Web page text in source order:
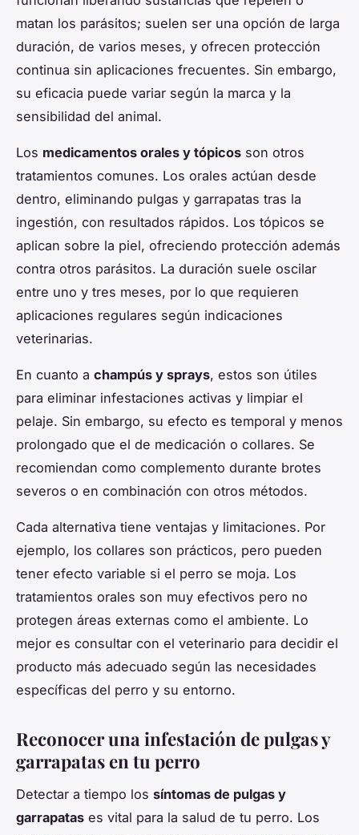
matan los parásitos; suelen ser una opción de larga
duración, de varios meses, y ofrecen protección
continua sin aplicaciones frecuentes. Sin embargo,
su eficacia puede variar según la marca y la
sensibilidad del animal.
Los medicamentos orales y tópicos son otros
tratamientos comunes. Los orales actúan desde
dentro, eliminando pulgas y garrapatas tras la
ingestión, con resultados rápidos. Los tópicos se
aplican sobre la piel, ofreciendo protección además
contra otros parásitos. La duración suele oscilar
entre uno y tres meses, por lo que requieren
aplicaciones regulares según indicaciones
veterinarias.
En cuanto a champús y sprays, estos son útiles
para eliminar infestaciones activas y limpiar el
pelaje. Sin embargo, su efecto es temporal y menos
prolongado que el de medicación o collares. Se
recomiendan como complemento durante brotes
severos o en combinación con otros métodos.
Cada alternativa tiene ventajas y limitaciones. Por
ejemplo, los collares son prácticos, pero pueden
tener efecto variable si el perro se moja. Los
tratamientos orales son muy efectivos pero no
protegen áreas externas como el ambiente. Lo
mejor es consultar con el veterinario para decidir el
producto más adecuado según las necesidades
específicas del perro y su entorno.
Reconocer una infestación de pulgas y
garrapatas en tu perro
Detectar a tiempo los síntomas de pulgas y
garrapatas es vital para la salud de tu perro. Los